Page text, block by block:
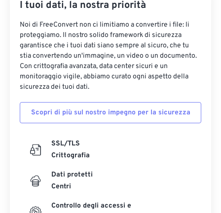
I tuoi dati, la nostra priorità
Noi di FreeConvert non ci limitiamo a convertire i file: li
proteggiamo. Il nostro solido framework di sicurezza
garantisce che i tuoi dati siano sempre al sicuro, che tu
stia convertendo un'immagine, un video o un documento.
Con crittografia avanzata, data center sicuri e un
monitoraggio vigile, abbiamo curato ogni aspetto della
sicurezza dei tuoi dati.
Scopri di più sul nostro impegno per la sicurezza
SSL/TLS
Crittografia
Dati protetti
Centri
Controllo degli accessi e